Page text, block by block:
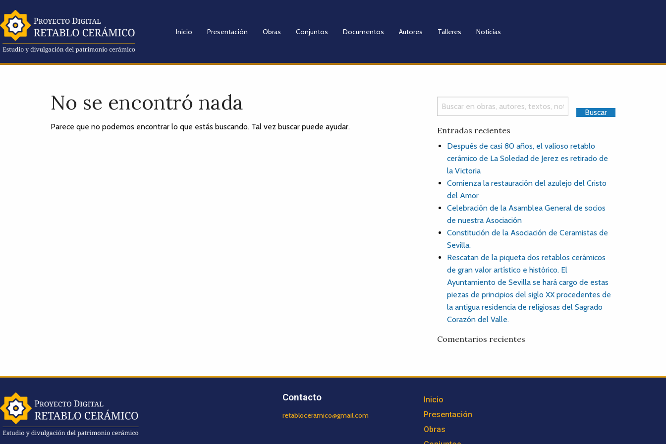
Inicio Presentación Obras Conjuntos Documentos Autores Talleres Noticias
No se encontró nada
Parece que no podemos encontrar lo que estás buscando. Tal vez buscar puede ayudar. Entradas recientes
Después de casi 80 años, el valioso retablo
cerámico de La Soledad de Jerez es retirado de
la Victoria
Comienza la restauración del azulejo del Cristo
del Amor
Celebración de la Asamblea General de socios
de nuestra Asociación
Constitución de la Asociación de Ceramistas de
Sevilla.
Rescatan de la piqueta dos retablos cerámicos
de gran valor artístico e histórico. El
Ayuntamiento de Sevilla se hará cargo de estas
piezas de principios del siglo XX procedentes de
la antigua residencia de religiosas del Sagrado
Corazón del Valle.
Comentarios recientes
Contacto
retabloceramico@gmail.com
Inicio
Presentación
Obras